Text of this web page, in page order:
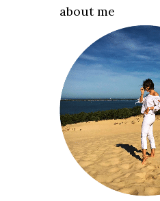
about me